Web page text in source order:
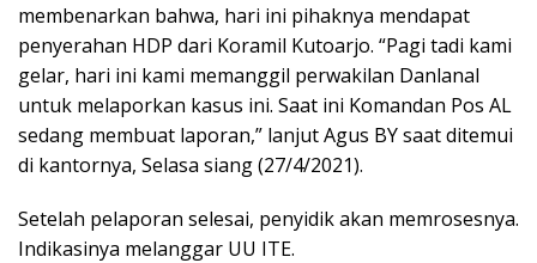
membenarkan bahwa, hari ini pihaknya mendapat
penyerahan HDP dari Koramil Kutoarjo. “Pagi tadi kami
gelar, hari ini kami memanggil perwakilan Danlanal
untuk melaporkan kasus ini. Saat ini Komandan Pos AL
sedang membuat laporan,” lanjut Agus BY saat ditemui
di kantornya, Selasa siang (27/4/2021).
Setelah pelaporan selesai, penyidik akan memrosesnya.
Indikasinya melanggar UU ITE.